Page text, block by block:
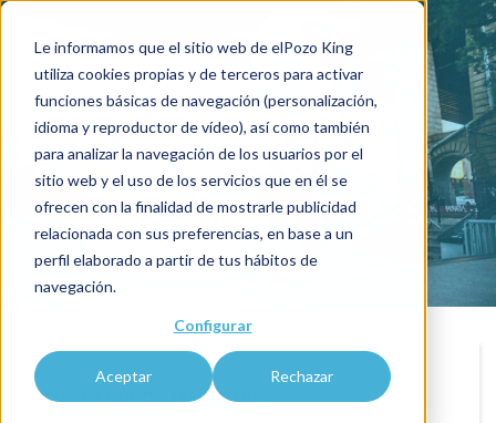
Le informamos que el sitio web de elPozo King
utiliza cookies propias y de terceros para activar
funciones básicas de navegación (personalización,
idioma y reproductor de vídeo), así como también
para analizar la navegación de los usuarios por el
sitio web y el uso de los servicios que en él se
ofrecen con la finalidad de mostrarle publicidad
relacionada con sus preferencias, en base a un
perfil elaborado a partir de tus hábitos de
navegación.
Configurar
Aceptar Rechazar
blogKING
LOS RÉCORDS MÁS KING